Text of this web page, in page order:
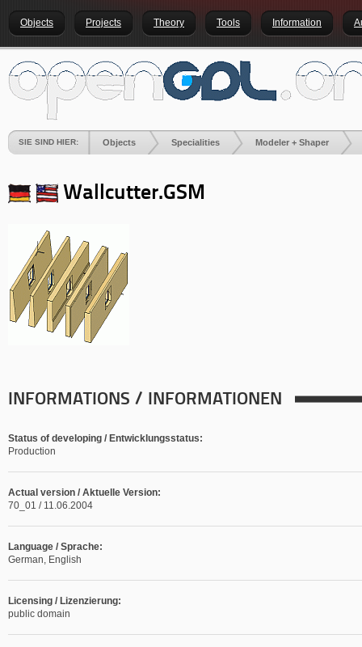
Objects Projects Theory Tools Information
SIE SIND HIER: Objects Specialities Modeler + Shaper
Wallcutter.GSM
INFORMATIONS / INFORMATIONEN
Status of developing / Entwicklungsstatus:
Production
Actual version / Aktuelle Version:
70_01 / 11.06.2004
Language / Sprache:
German, English
Licensing / Lizenzierung:
public domain